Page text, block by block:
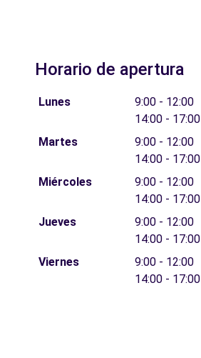
Horario de apertura
Lunes
9:00 - 12:00
14:00 - 17:00
Martes
9:00 - 12:00
14:00 - 17:00
Miércoles
9:00 - 12:00
14:00 - 17:00
Jueves
9:00 - 12:00
14:00 - 17:00
Viernes
9:00 - 12:00
14:00 - 17:00